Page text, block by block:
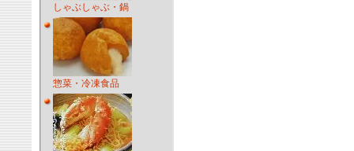
しゃぶしゃぶ・鍋
惣菜・冷凍食品